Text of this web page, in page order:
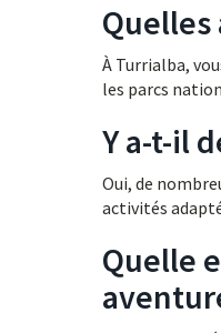
À Turrialba,
les parcs
Y a-t-il
Oui, de
activités
Quelle